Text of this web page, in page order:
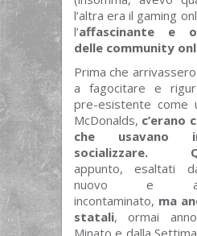
l’altra era il gaming
l’affascinante e
delle community
Prima che
a fagocitare e
pre-esistente come
McDonalds, c’erano
che usavano
socializzare.
appunto, esaltati
nuovo e
incontaminato, ma
statali, ormai
Minato e dalla